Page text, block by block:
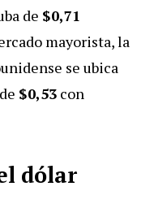
de $0,71
mayorista, la
se ubica
$0,53 con
dólar